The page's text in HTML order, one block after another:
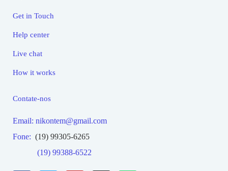
Get in Touch
Help center
Live chat
How it works
Contate-nos
Email: nikontem@gmail.com
Fone: (19) 99305-6265
(19) 99388-6522